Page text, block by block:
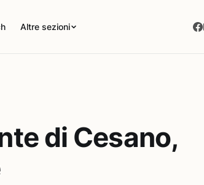
Altre sezioni
di Cesano,